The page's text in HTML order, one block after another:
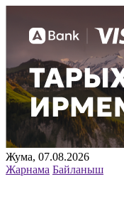
Жума, 07.08.2026
Жарнама Байланыш